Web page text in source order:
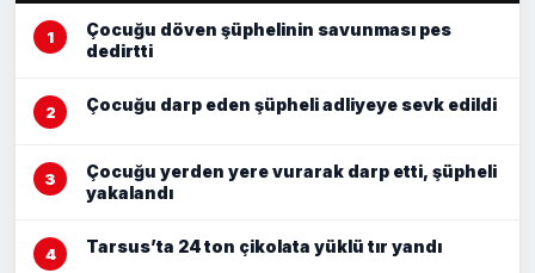
Çocuğu döven şüphelinin savunması pes
dedirtti
Çocuğu darp eden şüpheli adliyeye sevk edildi
Çocuğu yerden yere vurarak darp etti, şüpheli
yakalandı
Tarsus’ta 24 ton çikolata yüklü tır yandı